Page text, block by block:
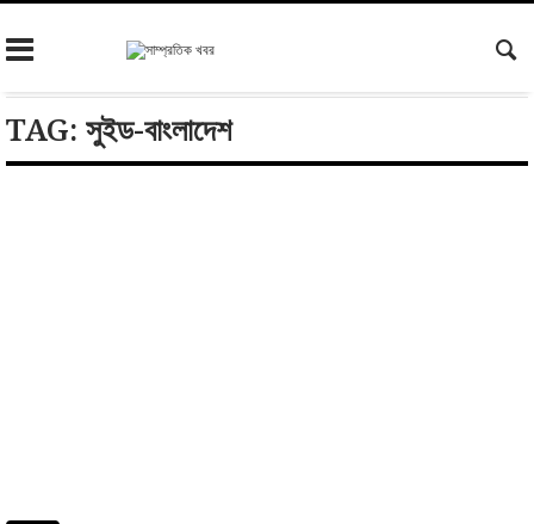
Skip
content
TAG: সুইড-বাংলাদেশ